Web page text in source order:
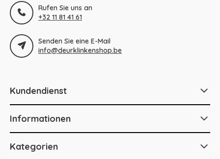
Rufen Sie uns an
+32 11 81 41 61
Senden Sie eine E-Mail
info@deurklinkenshop.be
Kundendienst
Informationen
Kategorien